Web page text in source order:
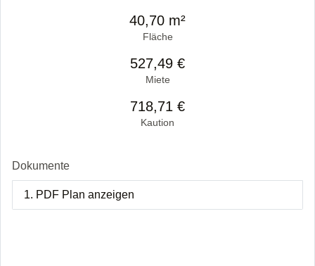
40,70 m²
Fläche
527,49 €
Miete
718,71 €
Kaution
Dokumente
1. PDF Plan anzeigen